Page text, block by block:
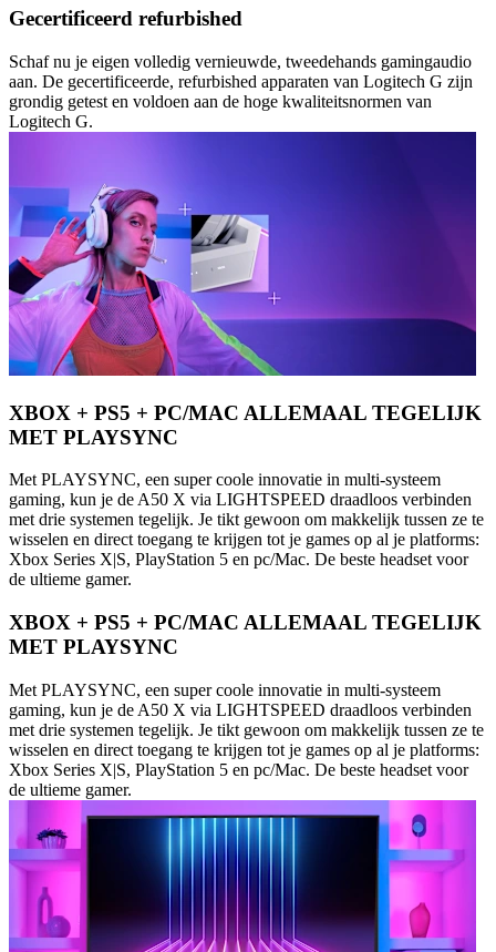
Gecertificeerd refurbished
Schaf nu je eigen volledig vernieuwde, tweedehands gamingaudio
aan. De gecertificeerde, refurbished apparaten van Logitech G zijn
grondig getest en voldoen aan de hoge kwaliteitsnormen van
Logitech G.
XBOX + PS5 + PC/MAC ALLEMAAL TEGELIJK
MET PLAYSYNC
Met PLAYSYNC, een super coole innovatie in multi-systeem
gaming, kun je de A50 X via LIGHTSPEED draadloos verbinden
met drie systemen tegelijk. Je tikt gewoon om makkelijk tussen ze te
wisselen en direct toegang te krijgen tot je games op al je platforms:
Xbox Series X|S, PlayStation 5 en pc/Mac. De beste headset voor
de ultieme gamer.
XBOX + PS5 + PC/MAC ALLEMAAL TEGELIJK
MET PLAYSYNC
Met PLAYSYNC, een super coole innovatie in multi-systeem
gaming, kun je de A50 X via LIGHTSPEED draadloos verbinden
met drie systemen tegelijk. Je tikt gewoon om makkelijk tussen ze te
wisselen en direct toegang te krijgen tot je games op al je platforms:
Xbox Series X|S, PlayStation 5 en pc/Mac. De beste headset voor
de ultieme gamer.